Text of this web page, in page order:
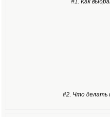
#2. Что делать